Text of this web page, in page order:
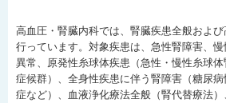
高血圧・腎臓内科では、腎臓疾患全般およ
行っています。対象疾患は、急性腎障害、
異常、原発性糸球体疾患（急性・慢性糸球
症候群）、全身性疾患に伴う腎障害（糖尿
症など）、血液浄化療法全般（腎代替療法